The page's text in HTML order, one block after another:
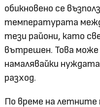
обикновено се
температурата
тези райони, като
вътрешен. Това
намалявайки
разход.
По време на